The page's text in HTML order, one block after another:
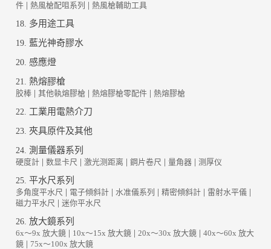
件 |熱風槍配咀系列 |熱風槍輔助工具
18. 多用途工具
19. 藍光神奇膠水
20.感應燈
21.熱熔膠槍
胶棒 |其他執熔膠槍 |熱熔膠槍零配件 |熱熔膠槍
22. 工業用電熱介刀
23. 夾具原件及其他
24.測量儀器系列
硬度計 |数显卡尺 |激光测距离 |鋼片卷尺 量角器 |测厚仪
25.平水尺系列
多角度平水尺 電子傾斜計 水准儀系列 |精密傾斜計 雷射水平儀
磁力平水尺 |迷你平水尺
26.放大鏡系列
6x～9x 放大鏡 10x～15x 放大鏡 |20x～30x 放大鏡 |40x～60x 放大
鏡
75x～100x 放大鏡